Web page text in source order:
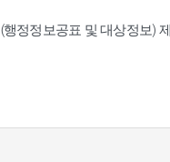
정정보공표 및 대상정보)